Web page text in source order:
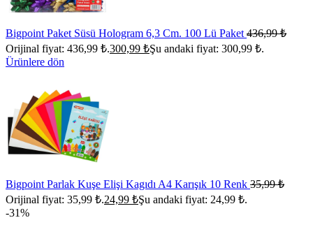
Bigpoint Paket Süsü Hologram 6,3 Cm. 100 Lü Paket 436,99₺
Orijinal fiyat: 436,99 ₺.300,99 ₺Şu andaki fiyat: 300,99 ₺.
Ürünlere dön
Bigpoint Parlak Kuşe Elişi Kagıdı A4 Karışık 10 Renk 35,99₺
Orijinal fiyat: 35,99 ₺.24,99 ₺Şu andaki fiyat: 24,99 ₺.
-31%